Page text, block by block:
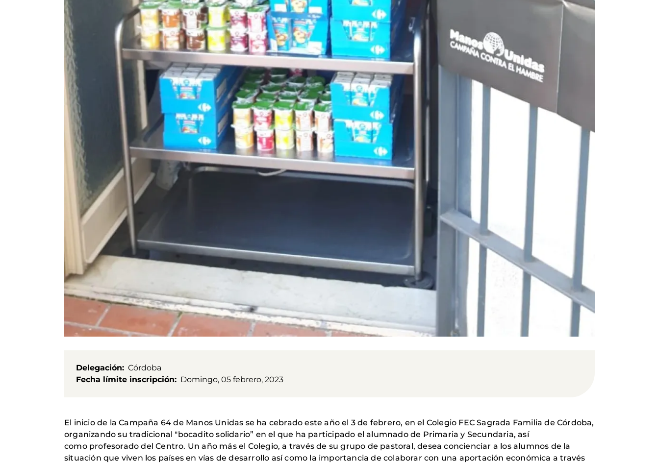
Delegación
Córdoba
Fecha límite inscripción
Domingo, 05 febrero, 2023
El inicio de la Campaña 64 de Manos Unidas se ha cebrado este año el 3 de febrero, en el Colegio FEC Sagrada Familia de Córdoba,
organizando su tradicional "bocadito solidario” en el que ha participado el alumnado de Primaria y Secundaria, así
como profesorado del Centro. Un año más el Colegio, a través de su grupo de pastoral, desea concienciar a los alumnos de la
situación que viven los países en vías de desarrollo así como la importancia de colaborar con una aportación económica a través